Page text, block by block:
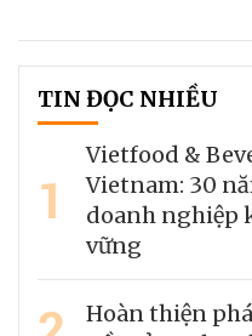
TIN ĐỌC NHIỀU
1
Vietfood &
Vietnam: 30
doanh nghiệp
vững
Hoàn thiện